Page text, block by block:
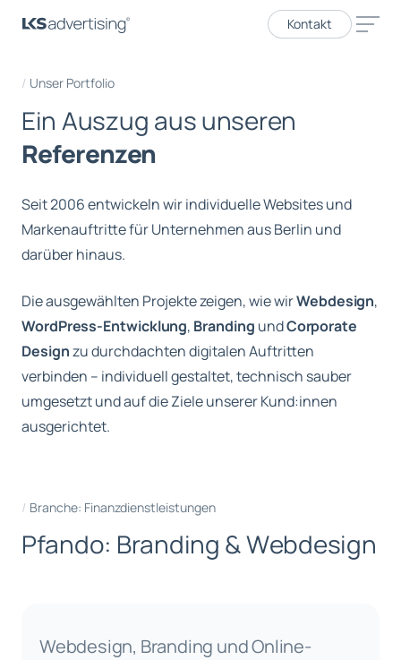
Kontakt
Unser Portfolio
Ein Auszug ausunseren
Referenzen
Seit 2006 entwickeln wir individuelle Websites und
Markenauftritte für Unternehmen aus Berlin und
darüber hinaus.
Die ausgewählten Projekte zeigen, wie wirWebdesign,
WordPress-Entwicklung, Branding undCorporate
Designzu durchdachten digitalen Auftritten
verbinden – individuell gestaltet, technisch sauber
umgesetzt und auf die Ziele unserer Kund:innen
ausgerichtet.
Branche: Finanzdienstleistungen
Pfando: Branding &Webdesign
Webdesign, Branding und Online-